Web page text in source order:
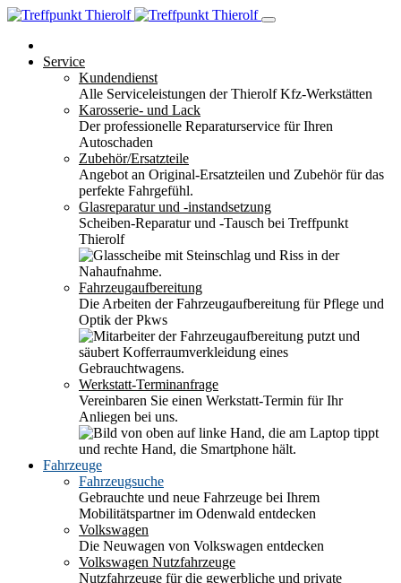
Service
Kundendienst
Alle Serviceleistungen der Thierolf Kfz-Werkstätten
Karosserie- und Lack
Der professionelle Reparaturservice für Ihren
Autoschaden
Zubehör/Ersatzteile
Angebot an Original-Ersatzteilen und Zubehör für das
perfekte Fahrgefühl.
Glasreparatur und -instandsetzung
Scheiben-Reparatur und -Tausch bei Treffpunkt
Thierolf
Fahrzeugaufbereitung
Die Arbeiten der Fahrzeugaufbereitung für Pflege und
Optik der Pkws
Werkstatt-Terminanfrage
Vereinbaren Sie einen Werkstatt-Termin für Ihr
Anliegen bei uns.
Fahrzeuge
Fahrzeugsuche
Gebrauchte und neue Fahrzeuge bei Ihrem
Mobilitätspartner im Odenwald entdecken
Volkswagen
Die Neuwagen von Volkswagen entdecken
Volkswagen Nutzfahrzeuge
Nutzfahrzeuge für die gewerbliche und private